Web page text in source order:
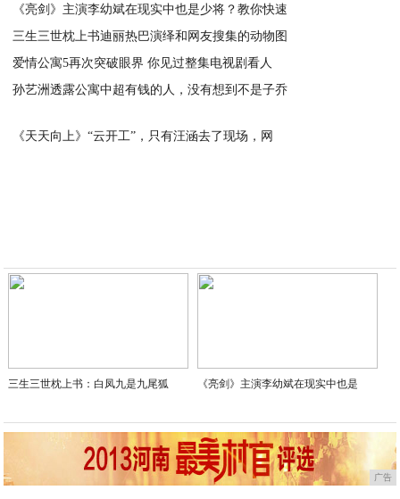
《亮剑》主演李幼斌在现实中也是少将？教你快速
三生三世枕上书迪丽热巴演绎和网友搜集的动物图
爱情公寓5再次突破眼界 你见过整集电视剧看人
孙艺洲透露公寓中超有钱的人，没有想到不是子乔
《天天向上》“云开工”，只有汪涵去了现场，网
三生三世枕上书：白凤九是九尾狐 《亮剑》主演李幼斌在现实中也是
广告